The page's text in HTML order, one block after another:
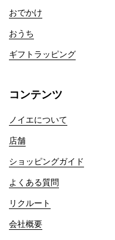
おでかけ
おうち
ギフトラッピング
コンテンツ
ノイエについて
店舗
ショッピングガイド
よくある質問
リクルート
会社概要